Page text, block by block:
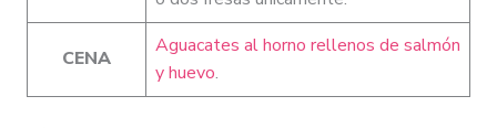
CENA
Aguacates al horno rellenos de salmón
y huevo.